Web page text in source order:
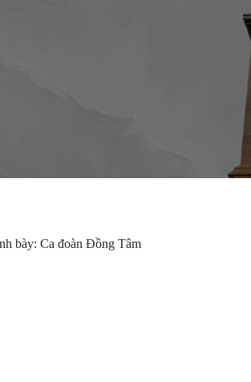
bày: Ca đoàn Đồng Tâm